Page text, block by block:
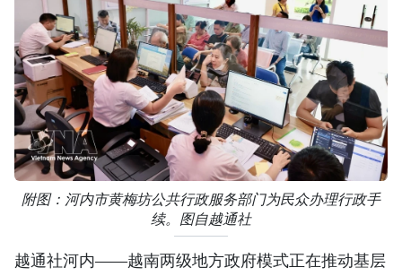
附图：河内市黄梅坊公共行政服务部门为民众办理行政手
续。图自越通社
越通社河内——越南两级地方政府模式正在推动基层